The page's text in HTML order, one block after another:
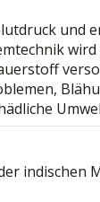
und
indischen